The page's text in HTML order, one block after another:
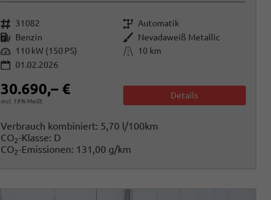
Fahrzeugnr. 31082 Getriebe Automatik
Kraftstoff Benzin Außenfarbe Nevadaweiß Metallic
Leistung 110 kW (150 PS) Kilometerstand
10 km
01.02.2026
30.690,– €
incl. 19% MwSt.
Details
Verbrauch kombiniert: 5,70 l/100km
CO2-Klasse: D
CO2-Emissionen: 131,00 g/km